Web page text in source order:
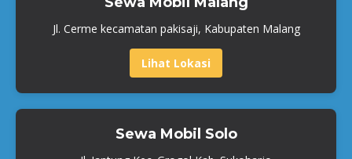
Jl. Cerme kecamatan pakisaji, Kabupaten Malang
Lihat Lokasi
Sewa Mobil Solo